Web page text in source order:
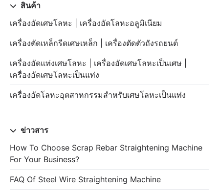
สินค้า
เครื่องอัดเศษโลหะ | เครื่องอัดโลหะอลูมิเนียม
เครื่องตัดเหล็กรีดเศษเหล็ก | เครื่องตัดตัวถังรถยนต์
เครื่องอัดแท่งเศษโลหะ | เครื่องอัดเศษโลหะเป็นเศษ |
เครื่องอัดเศษโลหะเป็นแท่ง
เครื่องอัดโลหะอุตสาหกรรมสำหรับเศษโลหะเป็นแท่ง
ข่าวสาร
How To Choose Scrap Rebar Straightening Machine
For Your Business?
FAQ Of Steel Wire Straightening Machine